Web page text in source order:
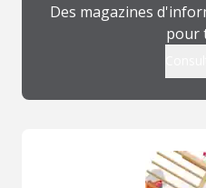
Des magazines
pour